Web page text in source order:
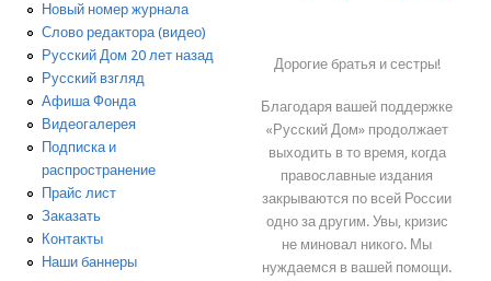
Новый номер журнала
Слово редактора (видео)
Русский Дом 20 лет назад
Русский взгляд
Афиша Фонда
Видеогалерея
Подписка и
распространение
Прайс лист
Заказать
Контакты
Наши баннеры
Дорогие братья и сестры!
Благодаря вашей поддержке
«Русский Дом» продолжает
выходить в то время, когда
православные издания
закрываются по всей России
одно за другим. Увы, кризис
не миновал никого. Мы
нуждаемся в вашей помощи.